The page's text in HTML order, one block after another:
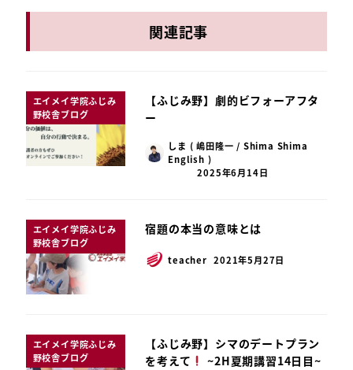
関連記事
エイメイ学院ふじみ
野校舎ブログ
【ふじみ野】劇的ビフォーアフタ
ー
しま ( 嶋田隆一 / Shima Shima
English )
2025年6月14日
エイメイ学院ふじみ
野校舎ブログ
宿題の本当の意味とは
teacher 2021年5月27日
エイメイ学院ふじみ
野校舎ブログ
【ふじみ野】シマのデートプラン
を考えて
~2H夏期講習14日目~